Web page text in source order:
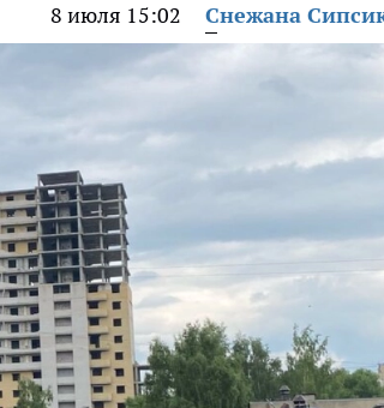
8 июля 15:02 Снежана